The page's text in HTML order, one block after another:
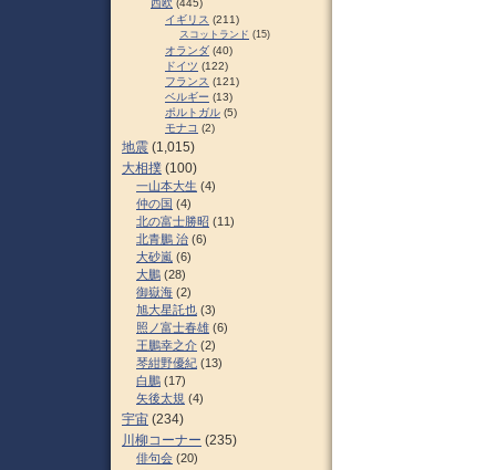
西欧 (445)
イギリス (211)
スコットランド (15)
オランダ (40)
ドイツ (122)
フランス (121)
ベルギー (13)
ポルトガル (5)
モナコ (2)
地震 (1,015)
大相撲 (100)
一山本大生 (4)
仲の国 (4)
北の富士勝昭 (11)
北青鵬 治 (6)
大砂嵐 (6)
大鵬 (28)
御嶽海 (2)
旭大星託也 (3)
照ノ富士春雄 (6)
王鵬幸之介 (2)
琴紺野優紀 (13)
白鵬 (17)
矢後太規 (4)
宇宙 (234)
川柳コーナー (235)
俳句会 (20)